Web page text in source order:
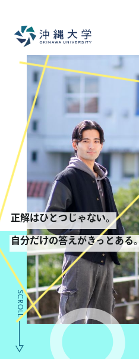
正解はひとつじゃない。
自分だけの答えがきっとある。